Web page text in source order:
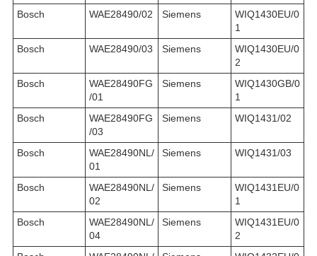
Bosch
WAE28490/02 Siemens
WIQ1430EU/0
1
Bosch
WAE28490/03 Siemens
WIQ1430EU/0
2
Bosch
WAE28490FG
/01
Siemens
WIQ1430GB/0
1
Bosch
WAE28490FG
/03
Siemens WIQ1431/02
Bosch
WAE28490NL/
01
Siemens WIQ1431/03
Bosch
WAE28490NL/
02
Siemens
WIQ1431EU/0
1
Bosch
WAE28490NL/
04
Siemens
WIQ1431EU/0
2